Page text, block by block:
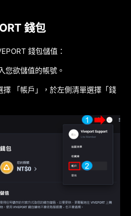
錢包
錢包儲值：
您欲儲值的帳號。
擇 「帳戶」，於左側清單選擇「錢